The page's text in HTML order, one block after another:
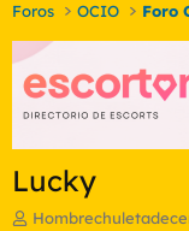
Foros OCIO Foro
Lucky
I